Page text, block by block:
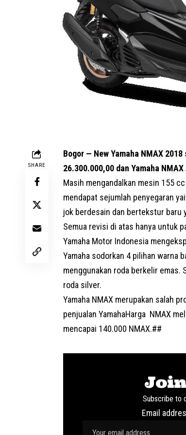
SHARE
Bogor — NewYamaha NMAX 2018
26.300.000,00 dan Yamaha
Masih mengandalkan mesin 155
mendapat sejumlah penyegaran
jok berdesain dan bertekstur baru
Semua revisi di atas hanya untuk
Yamaha Motor Indonesia
Yamaha sodorkan 4 pilihan warna
menggunakan roda berkelir emas.
roda silver.
Yamaha NMAX merupakan salah
penjualan YamahaHarga NMAX
mencapai 140.000 NMAX.##
Subscribe to
Email